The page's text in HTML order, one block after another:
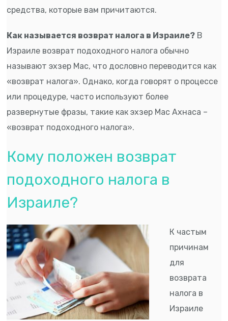
средства, которые вам причитаются.
Как называется возврат налога в Израиле? В
Израиле возврат подоходного налога обычно
называют эхзер Мас, что дословно переводится как
«возврат налога». Однако, когда говорят о процессе
или процедуре, часто используют более
развернутые фразы, такие как эхзер Мас Ахнаса –
«возврат подоходного налога».
Кому положен возврат
подоходного налога в
Израиле?
К частым
причинам
для
возврата
налога в
Израиле